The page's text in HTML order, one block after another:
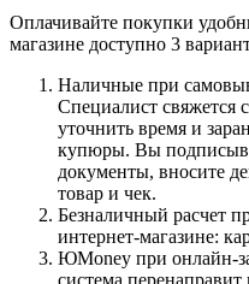
Оплачивайте покупки
магазине доступно 3
Наличные при
Специалист свяжется
уточнить время и
купюры. Вы
документы, вносите
товар и чек.
Безналичный расчет
интернет-магазине:
ЮMoney при онлайн-
система